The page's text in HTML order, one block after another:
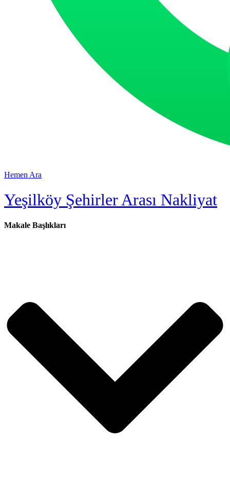
Hemen Ara
Yeşilköy Şehirler Arası Nakliyat
Makale Başlıkları